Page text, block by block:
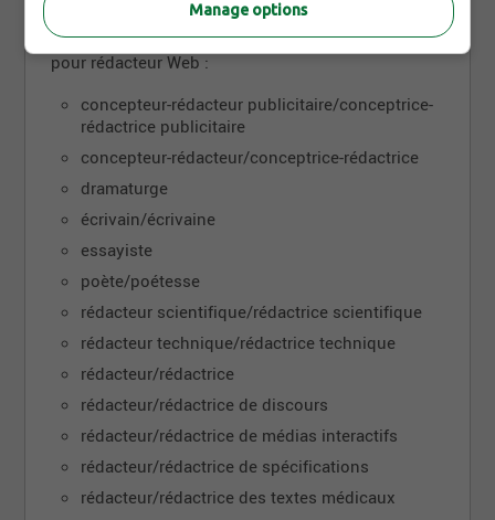
Selon le code CNP (classification nationale des
professions), voici les autres appellations d’emploi
pour rédacteur Web :
concepteur-rédacteur publicitaire/conceptrice-
rédactrice publicitaire
concepteur-rédacteur/conceptrice-rédactrice
dramaturge
écrivain/écrivaine
essayiste
poète/poétesse
rédacteur scientifique/rédactrice scientifique
rédacteur technique/rédactrice technique
rédacteur/rédactrice
rédacteur/rédactrice de discours
rédacteur/rédactrice de médias interactifs
rédacteur/rédactrice de spécifications
rédacteur/rédactrice des textes médicaux
Manage options